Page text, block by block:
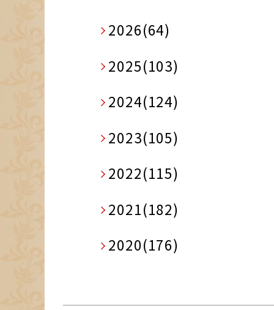
2026(64)
2025(103)
2024(124)
2023(105)
2022(115)
2021(182)
2020(176)